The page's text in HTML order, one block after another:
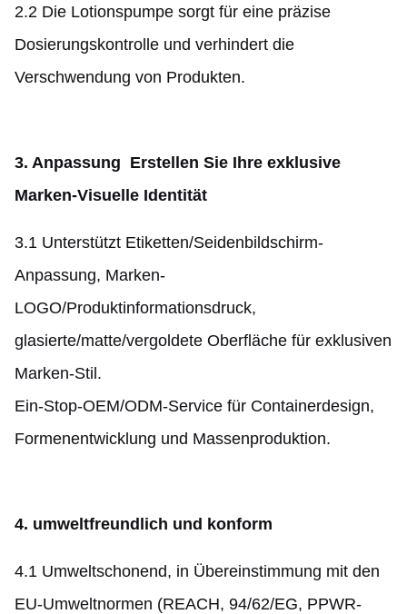
2.2 Die Lotionspumpe sorgt für eine präzise
Dosierungskontrolle und verhindert die
Verschwendung von Produkten.
3. Anpassung ️ Erstellen Sie Ihre exklusive
Marken-Visuelle Identität
3.1 Unterstützt Etiketten/Seidenbildschirm-
Anpassung, Marken-
LOGO/Produktinformationsdruck,
glasierte/matte/vergoldete Oberfläche für exklusiven
Marken-Stil.
Ein-Stop-OEM/ODM-Service für Containerdesign,
Formenentwicklung und Massenproduktion.
4. umweltfreundlich und konform
4.1 Umweltschonend, in Übereinstimmung mit den
EU-Umweltnormen (REACH, 94/62/EG, PPWR-